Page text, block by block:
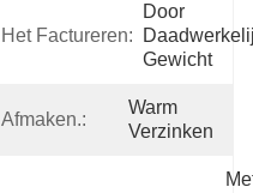
Het Factureren:
Door
Gewicht
Afmaken.:
Warm
Verzinken